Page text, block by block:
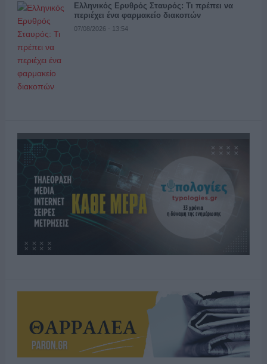
Ελληνικός Ερυθρός Σταυρός: Τι πρέπει να
περιέχει ένα φαρμακείο διακοπών
07/08/2026 - 13:54